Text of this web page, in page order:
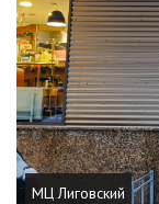
МЦ Лиговский